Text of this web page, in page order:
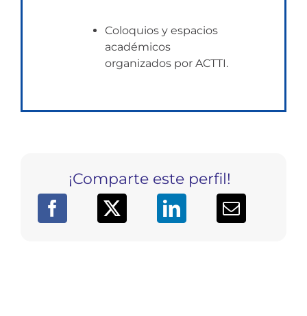
Coloquios y espacios
académicos
organizados por ACTTI.
¡Comparte este perfil!